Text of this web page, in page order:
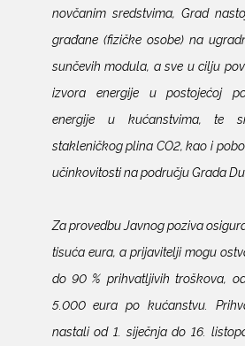
novčanim sredstvima, Grad
građane (fizičke osobe) na
sunčevih modula, a sve u cilju
izvora energije u postojećoj
energije u kućanstvima, te
stakleničkog plina CO2, kao i
učinkovitosti na području Grada
Za provedbu Javnog poziva
tisuća eura, a prijavitelji mogu
do 90 % prihvatljivih troškova,
5.000 eura po kućanstvu.
nastali od 1. siječnja do 16.